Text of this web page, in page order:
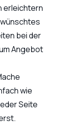
erleichtern
bei der
Angebot
wie
Seite